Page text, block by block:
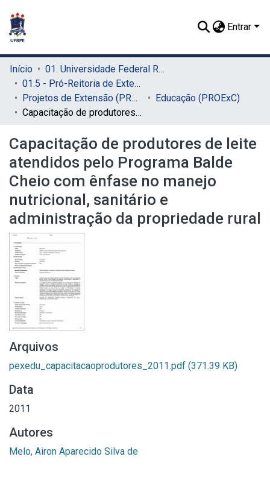
Entrar
Início
01. Universidade Federal Rural de Pernambuco - UFRPE (Sede)
01.5 - Pró-Reitoria de Extensão, Cultura e Cidadania (PROExC)
Projetos de Extensão (PROExC)
Educação (PROExC)
Capacitação de produtores de leite atendidos pelo Programa Balde Cheio com ênfase no manejo nutricional, sanitário e administração da propriedade rural
Capacitação de produtores de leite
atendidos pelo Programa Balde
Cheio com ênfase no manejo
nutricional, sanitário e
administração da propriedade rural
Arquivos
pexedu_capacitacaoprodutores_2011.pdf (371.39 KB)
Data
2011
Autores
Melo, Airon Aparecido Silva de